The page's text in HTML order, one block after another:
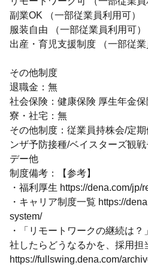
副業OK （一部従業員利用可）
服装自由 （一部従業員利用可）
出産・育児支援制度 （一部従業
その他制度
退職金：無
社会保険：健康保険 厚生年金
寮・社宅：無
その他制度：従業員持株会/定
ンザ予防接種/ベイスターズ観
デー他
制度備考：【参考】
・福利厚生 https://dena.com/jp/
・キャリア制度一覧 https://
system/
・「リモートワークの継続は
社したらどうなるかを、採用担
https://fullswing.dena.com/